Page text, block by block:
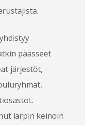
päässeet
järjestöt,
larpin keinoin